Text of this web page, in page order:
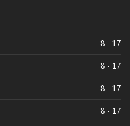
8 - 17
8 - 17
8 - 17
8 - 17